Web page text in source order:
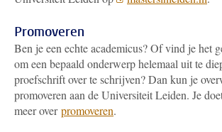
Promoveren
Ben je een echte academicus? Of vind je het
om een bepaald onderwerp helemaal uit te
proefschrift over te schrijven? Dan kun je
promoveren aan de Universiteit Leiden. Je
meer overpromoveren.